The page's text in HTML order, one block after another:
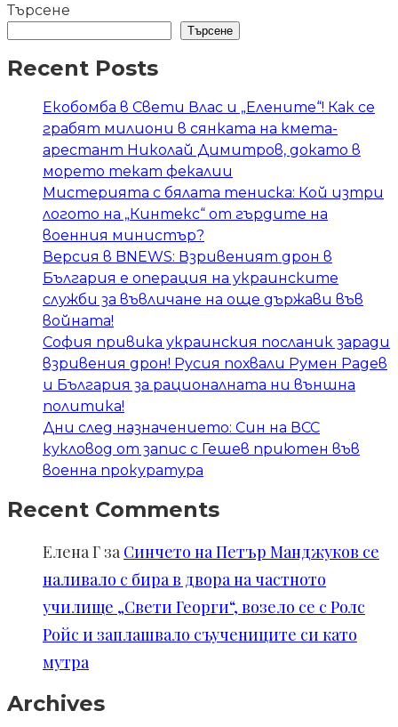
Търсене
Търсене
Recent Posts
Екобомба в Свети Влас и „Елените“! Как се
грабят милиони в сянката на кмета-
арестант Николай Димитров, докато в
морето текат фекалии
Мистерията с бялата тениска: Кой изтри
логото на „Кинтекс“ от гърдите на
военния министър?
Версия в BNEWS: Взривеният дрон в
България е операция на украинските
служби за въвличане на още държави във
войната!
София привика украинския посланик заради
взривения дрон! Русия похвали Румен Радев
и България за рационалната ни външна
политика!
Дни след назначението: Син на ВСС
кукловод от запис с Гешев приютен във
военна прокуратура
Recent Comments
Елена Г за Синчето на Петър Манджуков се
наливало с бира в двора на частното
училище „Свети Георги“, возело се с Ролс
Ройс и заплашвало съучениците си като
мутра
Archives